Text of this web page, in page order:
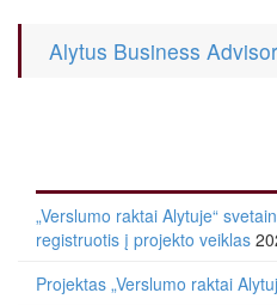
Alytus Business
„Verslumo raktai Alytuje“
registruotis į projekto veiklas
Projektas „Verslumo raktai